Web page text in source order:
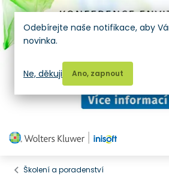
Školení a poradenství
Odebírejte naše notifikace, aby
novinka.
Ano, zapnout
Ne, děkuji